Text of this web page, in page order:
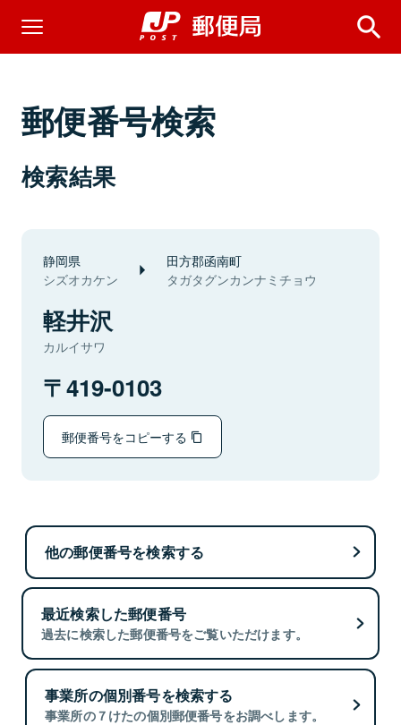
郵便番号検索
検索結果
静岡県
シズオカケン
田方郡函南町
タガタグンカンナミチョウ
軽井沢
カルイサワ
419-0103
郵便番号をコピーする
他の郵便番号を検索する
最近検索した郵便番号
過去に検索した郵便番号をご覧いただけます。
事業所の個別番号を検索する
事業所の７けたの個別郵便番号をお調べします。